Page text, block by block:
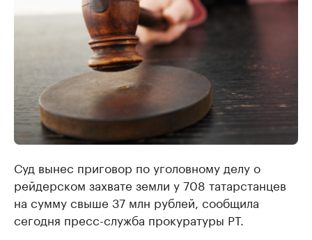
Суд вынес приговор по уголовному делу о
рейдерском захвате земли у 708 татарстанцев
на сумму свыше 37 млн рублей, сообщила
сегодня пресс-служба прокуратуры РТ.